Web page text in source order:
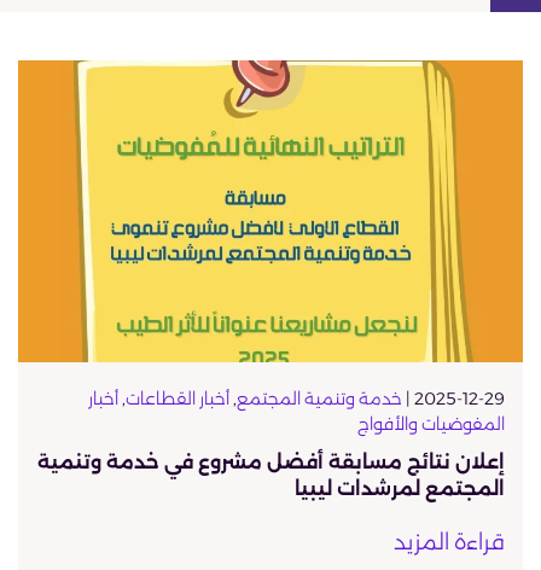
2025-12-29 | خدمة وتنمية المجتمع,أخبار القطاعات,أخبار
المفوضيات والأفواج
إعلان نتائج مسابقة أفضل مشروع في خدمة وتنمية
المجتمع لمرشدات ليبيا
قراءة المزيد